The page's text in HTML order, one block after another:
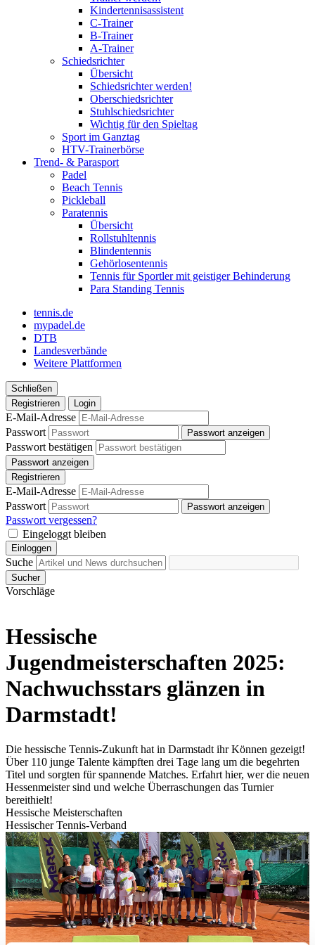
Kindertennisassistent
C-Trainer
B-Trainer
A-Trainer
Schiedsrichter
Übersicht
Schiedsrichter werden!
Oberschiedsrichter
Stuhlschiedsrichter
Wichtig für den Spieltag
Sport im Ganztag
HTV-Trainerbörse
Trend- & Parasport
Padel
Beach Tennis
Pickleball
Paratennis
Übersicht
Rollstuhltennis
Blindentennis
Gehörlosentennis
Tennis für Sportler mit geistiger Behinderung
Para Standing Tennis
tennis.de
mypadel.de
DTB
Landesverbände
Weitere Plattformen
Schließen
Registrieren
Login
E-Mail-Adresse
Passwort
Passwort anzeigen
Passwort bestätigen
Passwort anzeigen
Registrieren
E-Mail-Adresse
Passwort
Passwort anzeigen
Passwort vergessen?
Eingeloggt bleiben
Einloggen
Suche
Sucher
Vorschläge
Hessische
Jugendmeisterschaften 2025:
Nachwuchsstars glänzen in
Darmstadt!
Die hessische Tennis-Zukunft hat in Darmstadt ihr Können gezeigt!
Über 110 junge Talente kämpften drei Tage lang um die begehrten
Titel und sorgten für spannende Matches. Erfahrt hier, wer die neuen
Hessenmeister sind und welche Überraschungen das Turnier
bereithielt!
Hessische Meisterschaften
Hessischer Tennis-Verband